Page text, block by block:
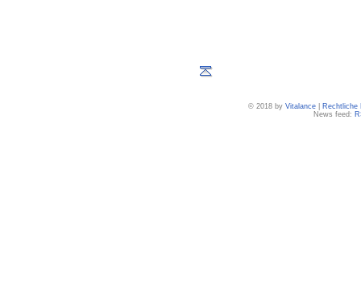
© 2018 by Vitalance
Rechtliche
News feed: